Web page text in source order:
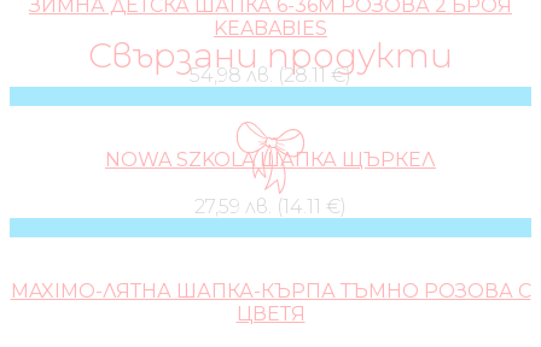
Свързани продукти
ЗИМНА ДЕТСКА ШАПКА 6-36М РОЗОВА 2 БРОЯ
KEABABIES
54,98 лв. (28.11 €)
NOWA SZKOLA ШАПКА ЩЪРКЕЛ
27,59 лв. (14.11 €)
MAXIMO-ЛЯТНА ШАПКА-КЪРПА ТЪМНО РОЗОВА С
ЦВЕТЯ